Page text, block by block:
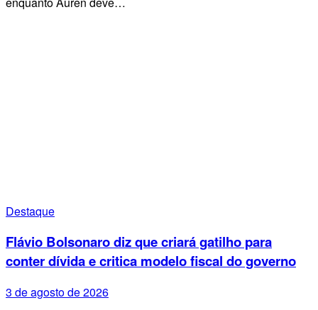
Destaque
Flávio Bolsonaro diz que criará gatilho para
conter dívida e critica modelo fiscal do governo
3 de agosto de 2026